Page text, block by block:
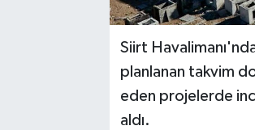
Siirt
planlanan takvim
eden projelerde
aldı.